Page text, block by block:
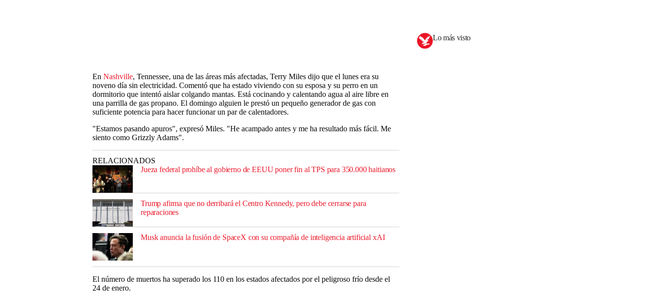
En Nashville, Tennessee, una de las áreas más afectadas, Terry Miles dijo que el lunes era su
noveno día sin electricidad. Comentó que ha estado viviendo con su esposa y su perro en un
dormitorio que intentó aislar colgando mantas. Está cocinando y calentando agua al aire libre en
una parrilla de gas propano. El domingo alguien le prestó un pequeño generador de gas con
suficiente potencia para hacer funcionar un par de calentadores.
"Estamos pasando apuros", expresó Miles. "He acampado antes y me ha resultado más fácil. Me
siento como Grizzly Adams".
RELACIONADOS
Jueza federal prohíbe al gobierno de EEUU poner fin al TPS para 350.000 haitianos
Trump afirma que no derribará el Centro Kennedy, pero debe cerrarse para
reparaciones
Musk anuncia la fusión de SpaceX con su compañía de inteligencia artificial xAI
El número de muertos ha superado los 110 en los estados afectados por el peligroso frío desde el
24 de enero.
Lo más visto